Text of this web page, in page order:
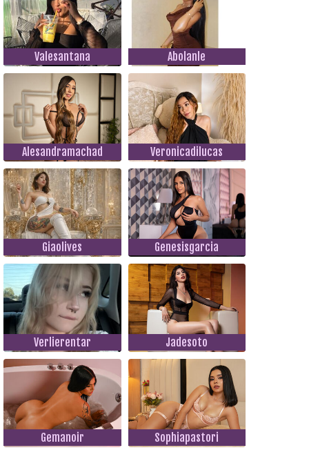
Valesantana Abolanle
Alesandramachad Veronicadilucas
Giaolives Genesisgarcia
Verlierentar Jadesoto
Gemanoir Sophiapastori